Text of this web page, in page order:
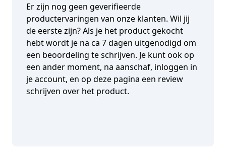
Er zijn nog geen geverifieerde
productervaringen van onze klanten. Wil jij
de eerste zijn? Als je het product gekocht
hebt wordt je na ca 7 dagen uitgenodigd om
een beoordeling te schrijven. Je kunt ook op
een ander moment, na aanschaf, inloggen in
je account, en op deze pagina een review
schrijven over het product.